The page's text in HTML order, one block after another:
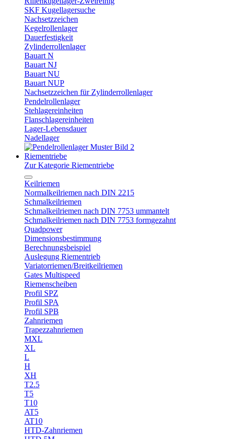
SKF Kugellagersuche
Nachsetzzeichen
Kegelrollenlager
Dauerfestigkeit
Zylinderrollenlager
Bauart N
Bauart NJ
Bauart NU
Bauart NUP
Nachsetzzeichen für Zylinderrollenlager
Pendelrollenlager
Stehlagereinheiten
Flanschlagereinheiten
Lager-Lebensdauer
Nadellager
Riementriebe
Zur Kategorie Riementriebe
Keilriemen
Normalkeilriemen nach DIN 2215
Schmalkeilriemen
Schmalkeilriemen nach DIN 7753 ummantelt
Schmalkeilriemen nach DIN 7753 formgezahnt
Quadpower
Dimensionsbestimmung
Berechnungsbeispiel
Auslegung Riementrieb
Variatorriemen/Breitkeilriemen
Gates Multispeed
Riemenscheiben
Profil SPZ
Profil SPA
Profil SPB
Zahnriemen
Trapezzahnriemen
MXL
XL
L
H
XH
T2.5
T5
T10
AT5
AT10
HTD-Zahnriemen